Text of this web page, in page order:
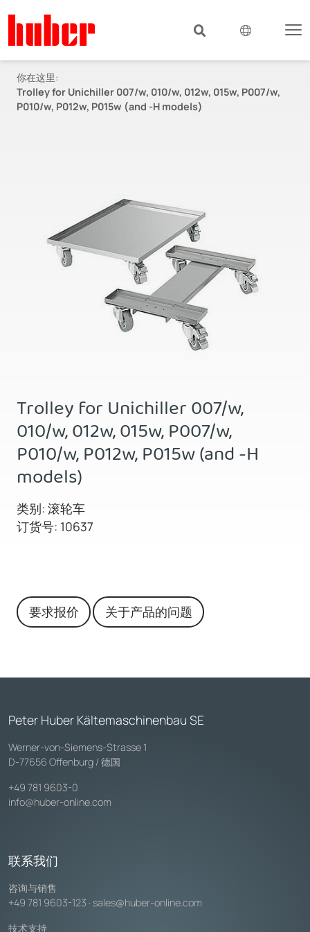
你在这里:
Trolley for Unichiller 007/w, 010/w, 012w, 015w, P007/w,
P010/w, P012w, P015w (and -H models)
Trolley for Unichiller 007/w,
010/w, 012w, 015w, P007/w,
P010/w, P012w, P015w (and -H
models)
类别: 滚轮车
订货号: 10637
要求报价 关于产品的问题
Peter Huber Kältemaschinenbau SE
Werner-von-Siemens-Strasse 1
D-77656 Offenburg / 德国
+49 781 9603-0
info@huber-online.com
联系我们
咨询与销售
+49 781 9603-123 · sales@huber-online.com
技术支持